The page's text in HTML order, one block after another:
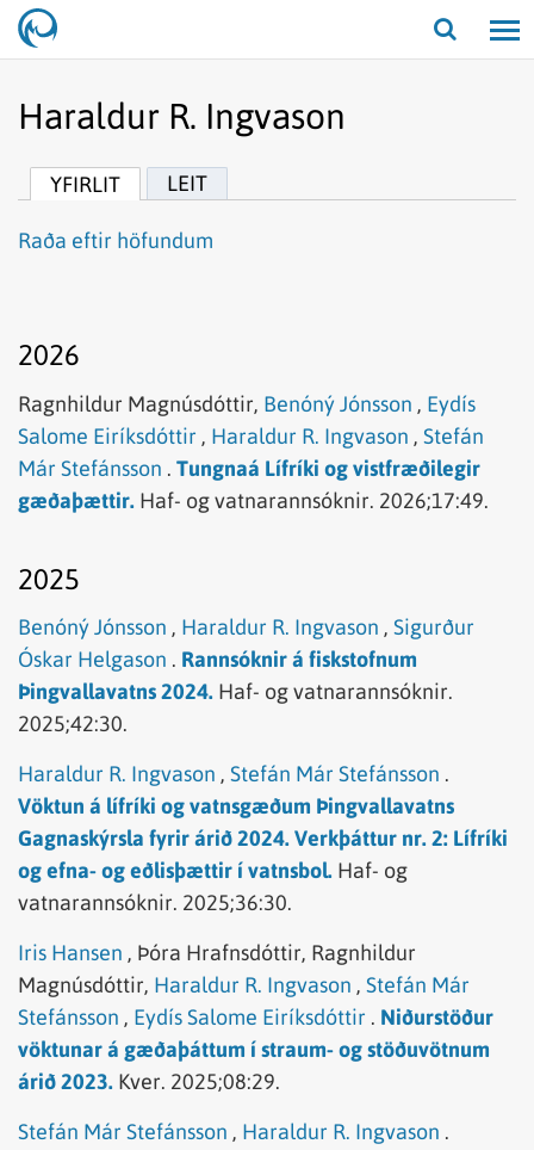
Opna/
Haraldur R. Ingvason
YFIRLIT LEIT
Raða eftir höfundum
2026
Ragnhildur Magnúsdóttir, Benóný Jónsson , Eydís
Salome Eiríksdóttir , Haraldur R. Ingvason , Stefán
Már Stefánsson . Tungnaá Lífríki og vistfræðilegir
gæðaþættir. Haf- og vatnarannsóknir. 2026;17:49.
2025
Benóný Jónsson , Haraldur R. Ingvason , Sigurður
Óskar Helgason . Rannsóknir á fiskstofnum
Þingvallavatns 2024. Haf- og vatnarannsóknir.
2025;42:30.
Haraldur R. Ingvason , Stefán Már Stefánsson .
Vöktun á lífríki og vatnsgæðum Þingvallavatns
Gagnaskýrsla fyrir árið 2024. Verkþáttur nr. 2: Lífríki
og efna- og eðlisþættir í vatnsbol. Haf- og
vatnarannsóknir. 2025;36:30.
Iris Hansen , Þóra Hrafnsdóttir, Ragnhildur
Magnúsdóttir, Haraldur R. Ingvason , Stefán Már
Stefánsson , Eydís Salome Eiríksdóttir . Niðurstöður
vöktunar á gæðaþáttum í straum- og stöðuvötnum
árið 2023. Kver. 2025;08:29.
Stefán Már Stefánsson , Haraldur R. Ingvason .